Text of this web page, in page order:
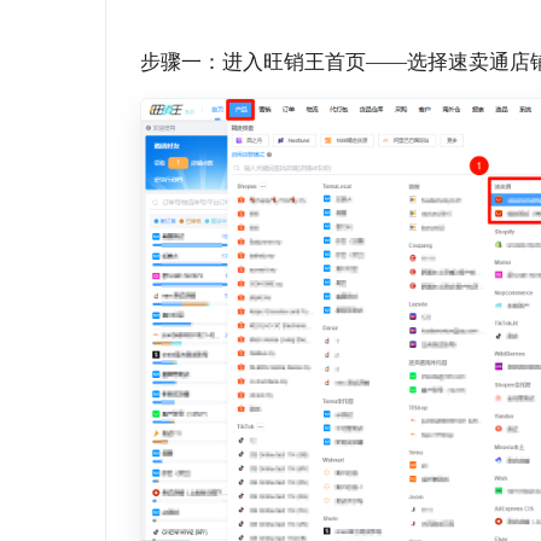
步骤一：进入旺销王首页——选择速卖通店